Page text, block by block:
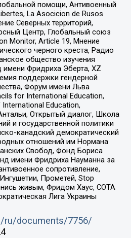
помощи, Антивоенный
La Asocicion de Rusos
Северных территорий,
Центр, Глобальный союз
Monitor, Article 19, Мнение
черного креста, Радио
общество изучения
Фридриха Эберта, XZ
поддержки гендерной
Форум имени Льва
for International Education,
Education,
Открытый диалог, Школа
и государственной политики
канадский демократический
отношений им Нормана
Свобод, Фонд Бориса
имени Фридриха Науманна за
сопротивление,
Прометей, Stop
живым, Фридом Хаус, СОТА
Лига Украины
ru/documents/7756/